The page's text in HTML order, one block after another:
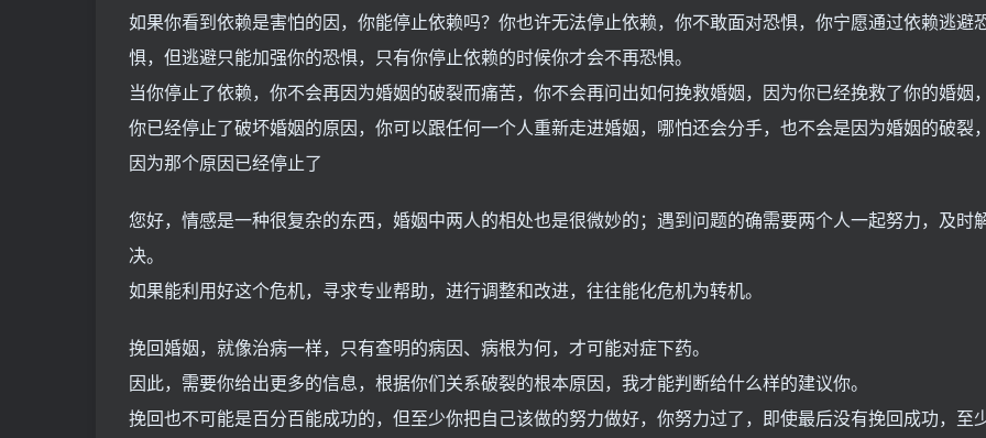
如果你看到依赖是害怕的因，你能停止依赖吗？你也许无法停止依赖，你不敢面对恐惧，你宁愿通过依赖逃避
惧，但逃避只能加强你的恐惧，只有你停止依赖的时候你才会不再恐惧。
当你停止了依赖，你不会再因为婚姻的破裂而痛苦，你不会再问出如何挽救婚姻，因为你已经挽救了你的婚姻，
你已经停止了破坏婚姻的原因，你可以跟任何一个人重新走进婚姻，哪怕还会分手，也不会是因为婚姻的破裂，
因为那个原因已经停止了
您好，情感是一种很复杂的东西，婚姻中两人的相处也是很微妙的；遇到问题的确需要两个人一起努力，及时
决。
如果能利用好这个危机，寻求专业帮助，进行调整和改进，往往能化危机为转机。
挽回婚姻，就像治病一样，只有查明的病因、病根为何，才可能对症下药。
因此，需要你给出更多的信息，根据你们关系破裂的根本原因，我才能判断给什么样的建议你。
挽回也不可能是百分百能成功的，但至少你把自己该做的努力做好，你努力过了，即使最后没有挽回成功，至